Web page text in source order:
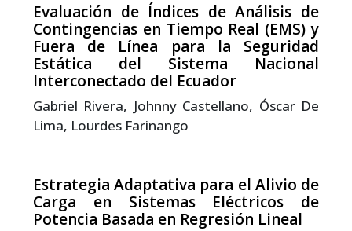
Evaluación de Índices de Análisis de
Contingencias en Tiempo Real (EMS) y
Fuera de Línea para la Seguridad
Estática del Sistema Nacional
Interconectado del Ecuador
Gabriel Rivera, Johnny Castellano, Óscar De
Lima, Lourdes Farinango
Estrategia Adaptativa para el Alivio de
Carga en Sistemas Eléctricos de
Potencia Basada en Regresión Lineal